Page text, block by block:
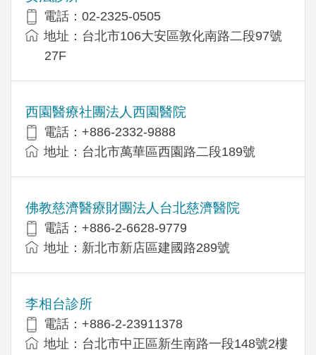
電話：02-2325-0505
地址：台北市106大安區敦化南路二段97號
27F
西園醫療社團法人西園醫院
電話：+886-2332-9888
地址：台北市萬華區西園路二段189號
佛教慈濟醫療財團法人台北慈濟醫院
電話：+886-2-6628-9779
地址：新北市新店區建國路289號
李相台診所
電話：+886-2-23911378
地址：台北市中正區新生南路一段148號2樓